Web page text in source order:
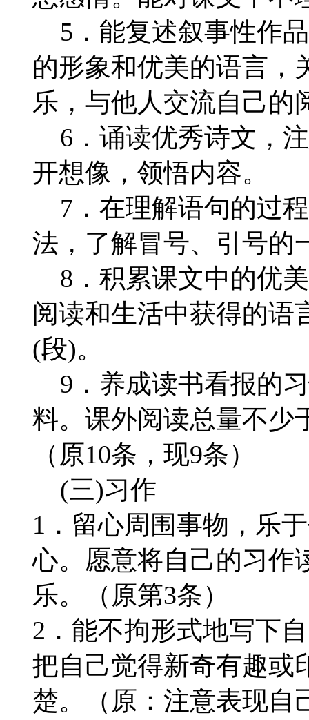
5．能复述叙事性作
的形象和优美的语言，
乐，与他人交流自己的
6．诵读优秀诗文，
开想像，领悟内容。
7．在理解语句的过
法，了解冒号、引号的
8．积累课文中的优
阅读和生活中获得的语
(段)。
9．养成读书看报的
料。课外阅读总量不少
（原10条，现9条）
(三)习作
1．留心周围事物，乐
心。愿意将自己的习作
乐。（原第3条）
2．能不拘形式地写下
把自己觉得新奇有趣或
楚。（原：注意表现自